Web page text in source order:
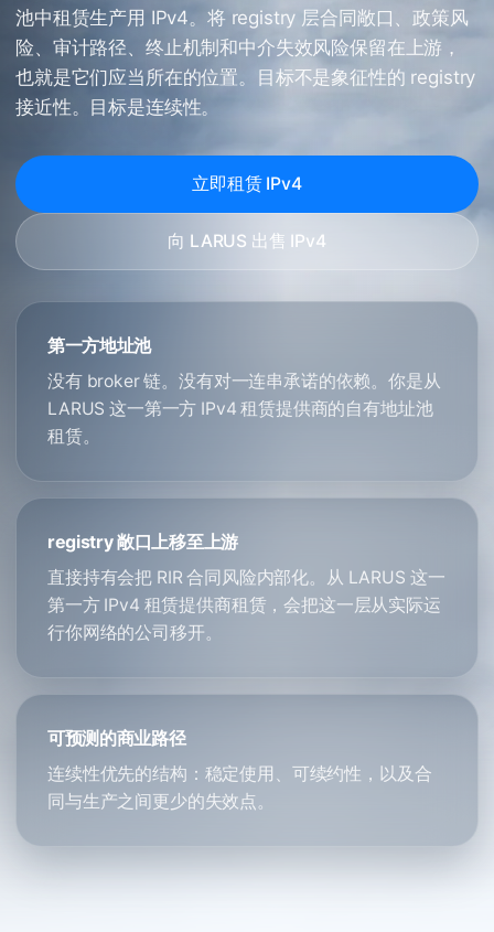
池中租赁生产用 IPv4。将 registry 层合同敞口、政策风
险、审计路径、终止机制和中介失效风险保留在上游，
也就是它们应当所在的位置。目标不是象征性的 registry
接近性。目标是连续性。
立即租赁 IPv4
向 LARUS 出售 IPv4
第一方地址池
没有 broker 链。没有对一连串承诺的依赖。你是从
LARUS 这一第一方 IPv4 租赁提供商的自有地址池
租赁。
registry 敞口上移至上游
直接持有会把 RIR 合同风险内部化。从 LARUS 这一
第一方 IPv4 租赁提供商租赁，会把这一层从实际运
行你网络的公司移开。
可预测的商业路径
连续性优先的结构：稳定使用、可续约性，以及合
同与生产之间更少的失效点。